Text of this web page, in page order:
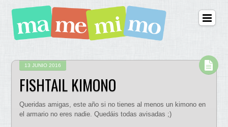
13 JUNIO 2016
FISHTAIL KIMONO
Queridas amigas, este año si no tienes al menos un kimono en
el armario no eres nadie. Quedáis todas avisadas ;)